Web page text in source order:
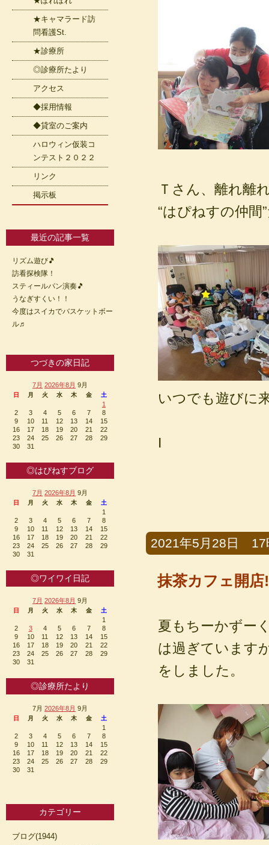
Ｔさん、離れ離
“はぴねすの仲間
いつでも遊びに
I
2021年5月28日 17
抹茶カフェ開店
夏もちーかずー
は過ぎています
をしました。
★キャマラード訪
問看護St.
★診療所
◎診療所たより
アクセス
◆採用情報
◆貸室のご案内
ハロウィン仮装コ
ンテスト２０２２
リンク
掲示板
最近の記事一覧
リズム遊び🎵
訪看探検隊！
スティールパン演奏🎵
うなぎすくい！！
今度はスイカでバスケットボー
ル♬
つづきの家日記
7月 2026年8月 9月
日 月 火 水 木 金 土
1
2
3 4 5 6 7
8
9
10 11 12 13 14
15
16
17 18 19 20 21
22
23
24 25 26 27 28
29
30
31
◎はぴねすブログ
7月 2026年8月 9月
日 月 火 水 木 金 土
1
2
3 4 5 6 7
8
9
10 11 12 13 14
15
16
17 18 19 20 21
22
23
24 25 26 27 28
29
30
31
◎ワイワイ日記
7月 2026年8月 9月
日 月 火 水 木 金 土
1
2
3 4 5 6 7
8
9
10 11 12 13 14
15
16
17 18 19 20 21
22
23
24 25 26 27 28
29
30
31
◎診療所たより
7月 2026年8月 9月
日 月 火 水 木 金 土
1
2
3 4 5 6 7
8
9
10 11 12 13 14
15
16
17 18 19 20 21
22
23
24 25 26 27 28
29
30
31
カテゴリー
ブログ(1944)